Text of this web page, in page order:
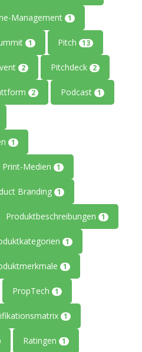
Management 1
1 Pitch 13
2 Pitchdeck 2
2 Podcast 1
1
Print-Medien 1
Branding 1
Produktbeschreibungen 1
1
1
PropTech 1
1
Ratingen 1